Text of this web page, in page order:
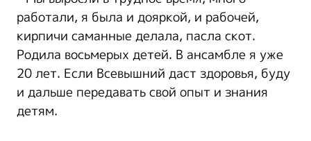
работали, я была и дояркой, и рабочей,
кирпичи саманные делала, пасла скот.
Родила восьмерых детей. В ансамбле я уже
20 лет. Если Всевышний даст здоровья, буду
и дальше передавать свой опыт и знания
детям.